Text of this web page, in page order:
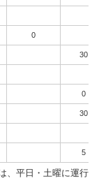
0
30
0
30
5
、平日・土曜に運行